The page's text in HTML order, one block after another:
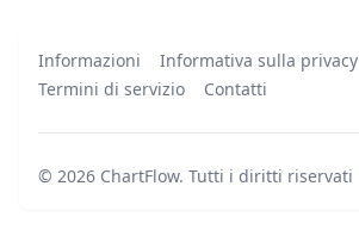
Informazioni
Informativa sulla privacy
Termini di servizio
Contatti
© 2026 ChartFlow. Tutti i diritti riservati